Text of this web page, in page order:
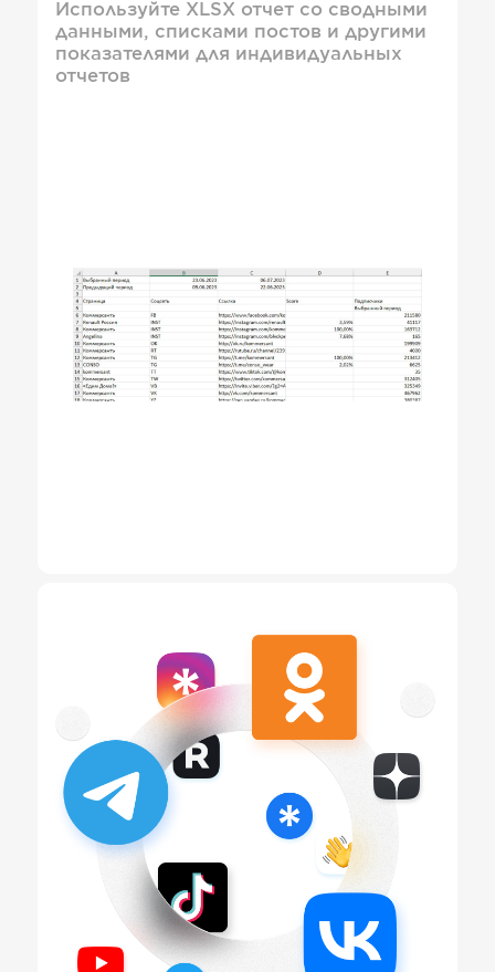
Используйте XLSX отчет со сводными
данными, списками постов и другими
показателями для индивидуальных
отчетов